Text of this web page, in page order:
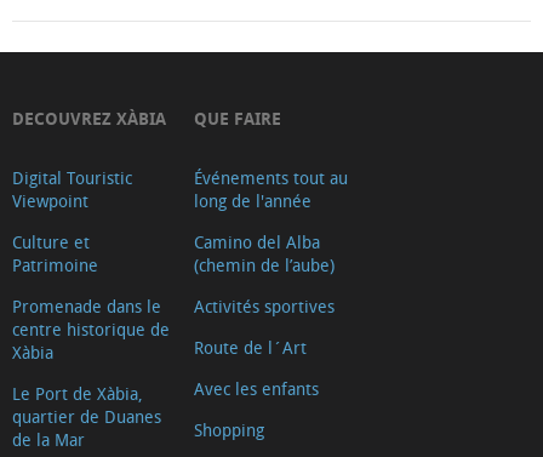
DECOUVREZ XÀBIA
Digital Touristic
Viewpoint
Culture et
Patrimoine
Promenade dans le
centre historique de
Xàbia
Le Port de Xàbia,
quartier de Duanes
de la Mar
QUE FAIRE
Événements tout au
long de l'année
Camino del Alba
(chemin de l’aube)
Activités sportives
Route de l´Art
Avec les enfants
Shopping